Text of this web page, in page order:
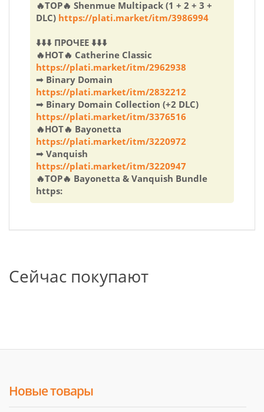
🔥TOP🔥 Shenmue Multipack (1 + 2 + 3 +
DLC) https://plati.market/itm/3986994
⬇️⬇️⬇️ ПРОЧЕЕ ⬇️⬇️⬇️
🔥HOT🔥 Catherine Classic
https://plati.market/itm/2962938
➟ Binary Domain
https://plati.market/itm/2832212
➟ Binary Domain Collection (+2 DLC)
https://plati.market/itm/3376516
🔥HOT🔥 Bayonetta
https://plati.market/itm/3220972
➟ Vanquish
https://plati.market/itm/3220947
🔥TOP🔥 Bayonetta & Vanquish Bundle
https:
Сейчас покупают
Новые товары